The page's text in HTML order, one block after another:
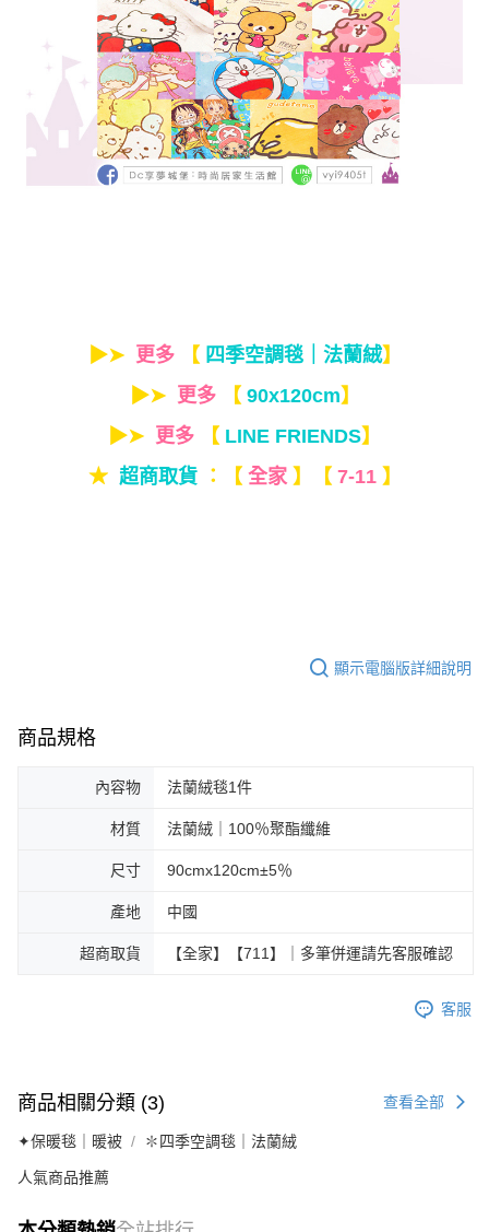
▶➤ 更多 【 四季空調毯｜法蘭絨】
▶➤ 更多 【 90x120cm】
▶➤ 更多 【 LINE FRIENDS】
★ 超商取貨 ：【 全家 】【 7-11 】
顯示電腦版詳細說明
商品規格
內容物 法蘭絨毯1件
材質 法蘭絨｜100％聚酯纖維
尺寸 90cmx120cm±5％
產地 中國
超商取貨 【全家】【711】｜多筆併運請先客服確認
客服
商品相關分類 (3) 查看全部
✦保暖毯｜暖被 ✽四季空調毯｜法蘭絨
人氣商品推薦